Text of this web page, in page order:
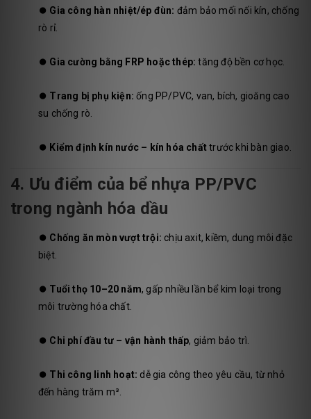
⏺️ Gia công hàn nhiệt/ép đùn: đảm bảo mối nối kín, chống
rò rỉ.
⏺️ Gia cường bằng FRP hoặc thép: tăng độ bền cơ học.
⏺️ Trang bị phụ kiện: ống PP/PVC, van, bích, gioăng cao
su chống rò.
⏺️ Kiểm định kín nước – kín hóa chấttrước khi bàn giao.
4. Ưu điểm của bể nhựa PP/PVC
trong ngành hóa dầu
⏺️ Chống ăn mòn vượt trội: chịu axit, kiềm, dung môi đặc
biệt.
⏺️ Tuổi thọ 10–20 năm, gấp nhiều lần bể kim loại trong
môi trường hóa chất.
⏺️ Chi phí đầu tư – vận hành thấp, giảm bảo trì.
⏺️ Thi công linh hoạt: dễ gia công theo yêu cầu, từ nhỏ
đến hàng trăm m³.